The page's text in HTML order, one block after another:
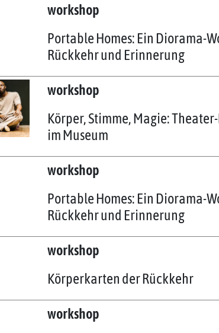
workshop
Portable Homes: Ein Diorama-
Rückkehr und Erinnerung
workshop
Körper, Stimme, Magie:
im Museum
workshop
Portable Homes: Ein Diorama-
Rückkehr und Erinnerung
workshop
Körperkarten der Rückkehr
workshop